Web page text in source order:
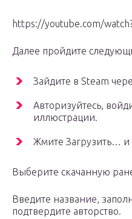
https://youtube.com/
Далее пройдите
Зайдите в Steam
Авторизуйтесь,
иллюстрации.
Жмите Загрузить…
Выберите скачанную
Введите название,
подтвердите авторство.